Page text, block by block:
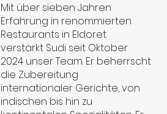
Mit über sieben Jahren
Erfahrung in renommierten
Restaurants in Eldoret
verstärkt Sudi seit Oktober
2024 unser Team. Er beherrscht
die Zubereitung
internationaler Gerichte, von
indischen bis hin zu